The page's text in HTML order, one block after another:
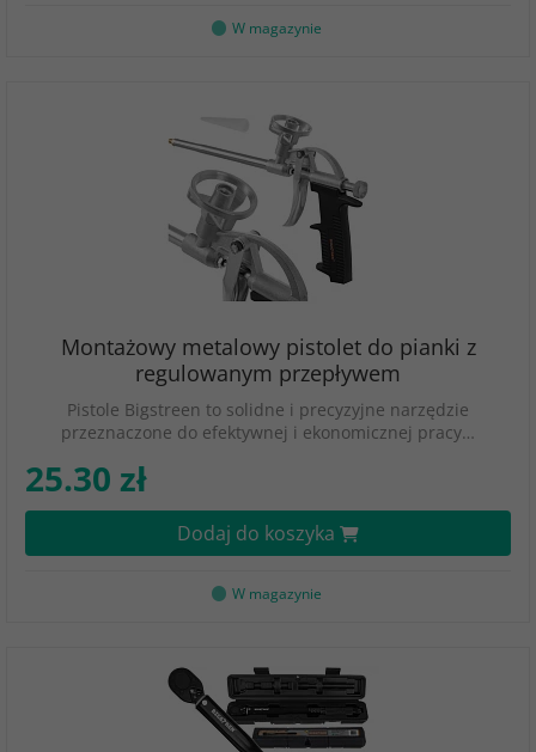
W magazynie
Montażowy metalowy pistolet do pianki z
regulowanym przepływem
Pistole Bigstreen to solidne i precyzyjne narzędzie
przeznaczone do efektywnej i ekonomicznej pracy…
25.30 zł
Dodaj do koszyka
W magazynie